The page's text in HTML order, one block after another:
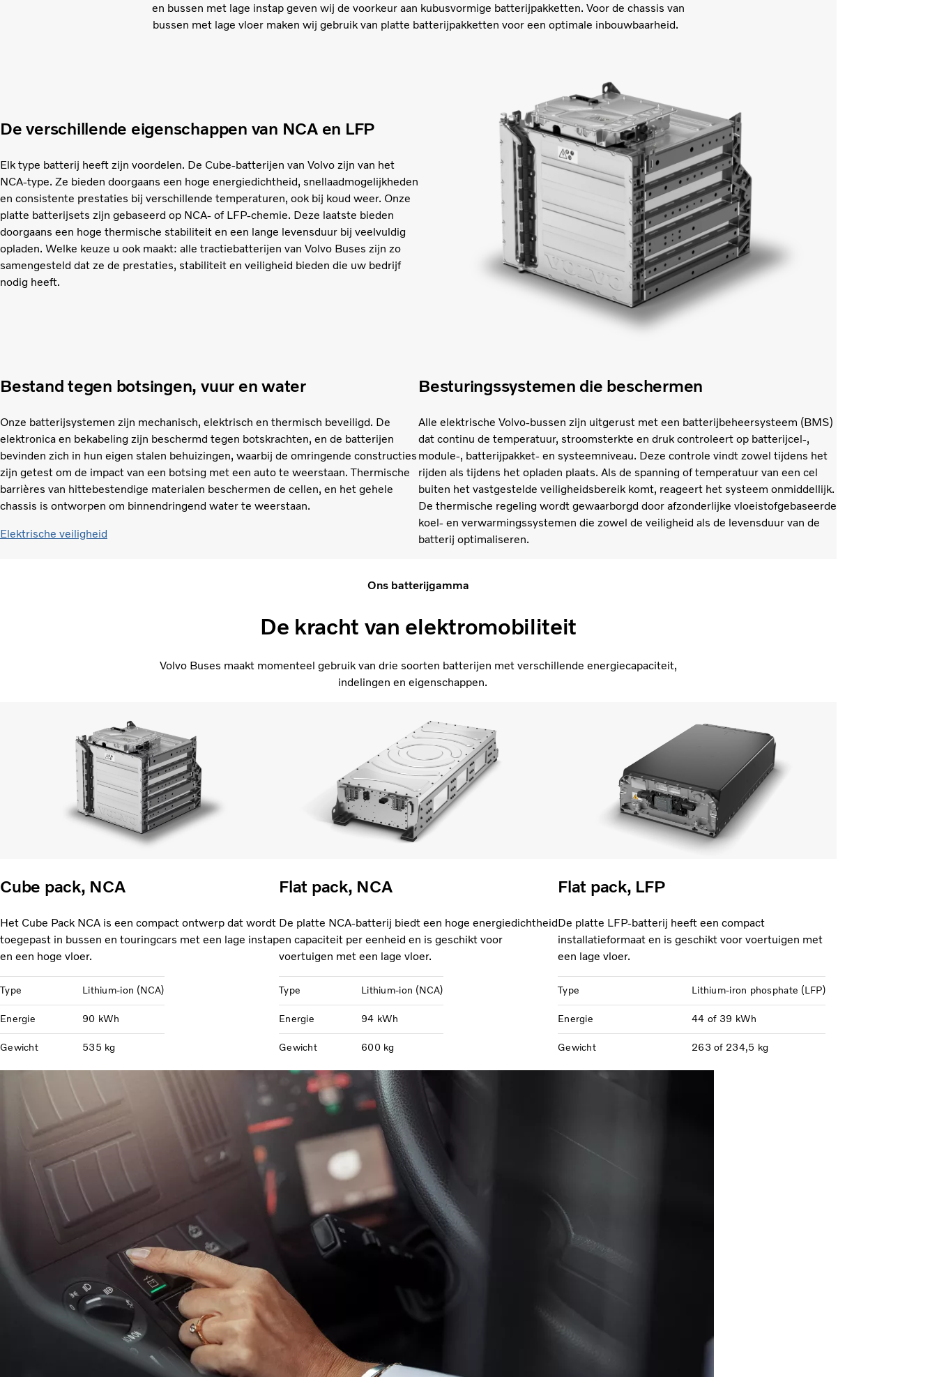
en bussen met lage instap geven wij de voorkeur aan kubusvormige batterijpakketten. Voor de chassis van
bussen met lage vloer maken wij gebruik van platte batterijpakketten voor een optimale inbouwbaarheid.
De verschillende eigenschappen van NCA en LFP
Elk type batterij heeft zijn voordelen. De Cube-batterijen van Volvo zijn van het
NCA-type. Ze bieden doorgaans een hoge energiedichtheid, snellaadmogelijkheden
en consistente prestaties bij verschillende temperaturen, ook bij koud weer. Onze
platte batterijsets zijn gebaseerd op NCA- of LFP-chemie. Deze laatste bieden
doorgaans een hoge thermische stabiliteit en een lange levensduur bij veelvuldig
opladen. Welke keuze u ook maakt: alle tractiebatterijen van Volvo Buses zijn zo
samengesteld dat ze de prestaties, stabiliteit en veiligheid bieden die uw bedrijf
nodig heeft.
Bestand tegen botsingen, vuur en water
Onze batterijsystemen zijn mechanisch, elektrisch en thermisch beveiligd. De
elektronica en bekabeling zijn beschermd tegen botskrachten, en de batterijen
bevinden zich in hun eigen stalen behuizingen, waarbij de omringende constructies
zijn getest om de impact van een botsing met een auto te weerstaan. Thermische
barrières van hittebestendige materialen beschermen de cellen, en het gehele
chassis is ontworpen om binnendringend water te weerstaan.
Elektrische veiligheid
Besturingssystemen die beschermen
Alle elektrische Volvo-bussen zijn uitgerust met een batterijbeheersysteem (BMS)
dat continu de temperatuur, stroomsterkte en druk controleert op batterijcel-,
module-, batterijpakket- en systeemniveau. Deze controle vindt zowel tijdens het
rijden als tijdens het opladen plaats. Als de spanning of temperatuur van een cel
buiten het vastgestelde veiligheidsbereik komt, reageert het systeem onmiddellijk.
De thermische regeling wordt gewaarborgd door afzonderlijke vloeistofgebaseerde
koel- en verwarmingssystemen die zowel de veiligheid als de levensduur van de
batterij optimaliseren.
Ons batterijgamma
De kracht van elektromobiliteit
Volvo Buses maakt momenteel gebruik van drie soorten batterijen met verschillende energiecapaciteit,
indelingen en eigenschappen.
Cube pack, NCA
Het Cube Pack NCA is een compact ontwerp dat wordt
toegepast in bussen en touringcars met een lage instap
en een hoge vloer.
Type Lithium-ion (NCA)
Energie 90 kWh
Gewicht 535 kg
Flat pack, NCA
De platte NCA-batterij biedt een hoge energiedichtheid
en capaciteit per eenheid en is geschikt voor
voertuigen met een lage vloer.
Type Lithium-ion (NCA)
Energie 94 kWh
Gewicht 600 kg
Flat pack, LFP
De platte LFP-batterij heeft een compact
installatieformaat en is geschikt voor voertuigen met
een lage vloer.
Type Lithium-iron phosphate (LFP)
Energie 44 of 39 kWh
Gewicht 263 of 234,5 kg